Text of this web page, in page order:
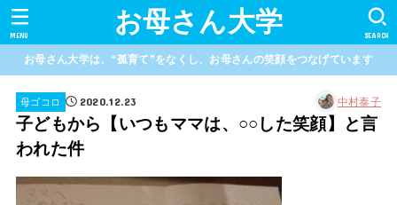
お母さん大学 SEARCH
MENU
お母さん大学は、“孤育て”をなくし、お母さんの笑顔をつなげています
母ゴコロ 2020.12.23 中村泰子
子どもから【いつもママは、○○した笑顔】と言
われた件